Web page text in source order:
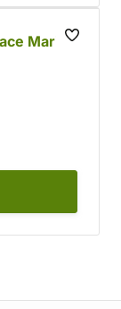
Marine